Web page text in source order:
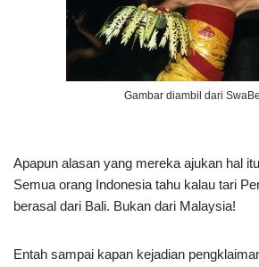
Gambar diambil dari
Apapun alasan yang mereka ajukan hal
Semua orang Indonesia tahu kalau tari
berasal dari Bali. Bukan dari Malaysia!
Entah sampai kapan kejadian